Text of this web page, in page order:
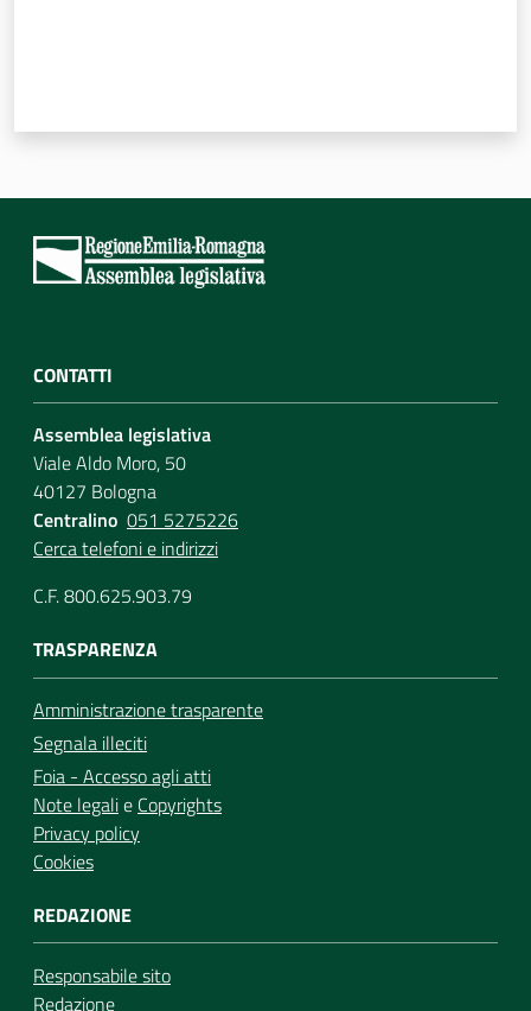
CONTATTI
Assemblea legislativa
Viale Aldo Moro, 50
40127 Bologna
Centralino 051 5275226
Cerca telefoni e indirizzi
C.F. 800.625.903.79
TRASPARENZA
Amministrazione trasparente
Segnala illeciti
Foia - Accesso agli atti
Note legalie Copyrights
Privacy policy
Cookies
REDAZIONE
Responsabile sito
Redazione